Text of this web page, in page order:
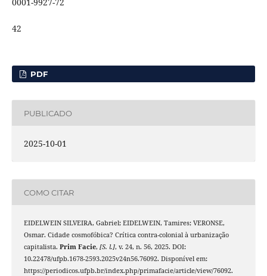
42
PDF
PUBLICADO
2025-10-01
COMO CITAR
EIDELWEIN SILVEIRA, Gabriel; EIDELWEIN, Tamires; VERONSE,
Osmar. Cidade cosmofóbica? Crítica contra-colonial à urbanização
capitalista. Prim Facie, [S. l.], v. 24, n. 56, 2025. DOI:
10.22478/ufpb.1678-2593.2025v24n56.76092. Disponível em:
https://periodicos.ufpb.br/index.php/primafacie/article/view/76092.